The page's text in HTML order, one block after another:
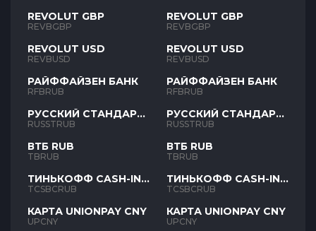
REVOLUT GBP
REVBGBP
REVOLUT USD
REVBUSD
РАЙФФАЙЗЕН БАНК
RFBRUB
РУССКИЙ СТАНДАРТ
RUB
RUSSTRUB
ВТБ RUB
TBRUB
ТИНЬКОФФ CASH-IN
RUB
TCSBCRUB
КАРТА UNIONPAY CNY
UPCNY
REVOLUT GBP
REVBGBP
REVOLUT USD
REVBUSD
РАЙФФАЙЗЕН БАНК
RFBRUB
РУССКИЙ СТАНДАРТ
RUB
RUSSTRUB
ВТБ RUB
TBRUB
ТИНЬКОФФ CASH-IN
RUB
TCSBCRUB
КАРТА UNIONPAY CNY
UPCNY